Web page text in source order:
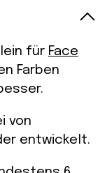
für Face
Farben
von
entwickelt.